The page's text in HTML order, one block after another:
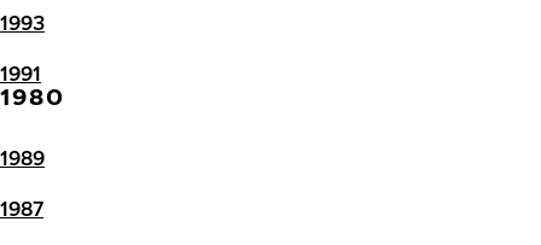
1993
1991
1980
1989
1987